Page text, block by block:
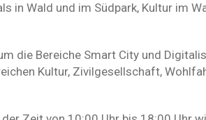
in Wald und im Südpark, Kultur im
die Bereiche Smart City und
Kultur, Zivilgesellschaft,